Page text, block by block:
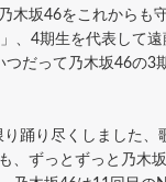
坂46をこれからも
4期生を代表して
だって乃木坂46の3
踊り尽くしました、
ずっとずっと乃木